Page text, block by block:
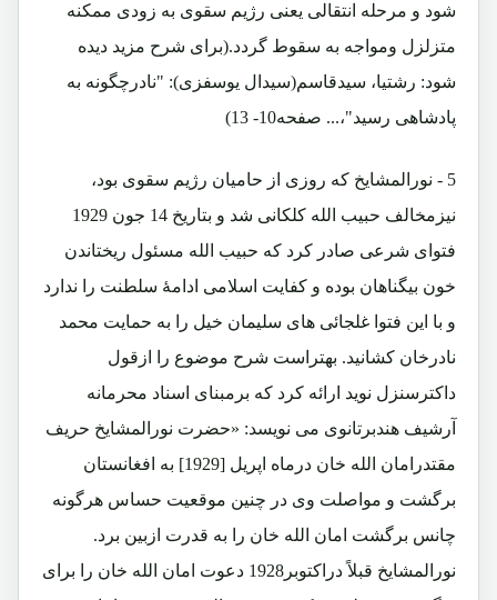
شود و مرحله انتقالی یعنی رژیم سقوی به زودی ممکنه
متزلزل ومواجه به سقوط گردد.(برای شرح مزید دیده
شود: رشتیا، سیدقاسم(سیدال یوسفزی): "نادرچگونه به
پادشاهی رسید"،... صفحه10- 13)
5 - نورالمشایخ که روزی از حامیان رژیم سقوی بود،
نیزمخالف حبیب الله کلکانی شد و بتاریخ 14 جون 1929
فتوای شرعی صادر کرد که حبیب الله مسئول ریختاندن
خون بیگناهان بوده و کفایت اسلامی ادامۀ سلطنت را ندارد
و با این فتوا غلجائی های سلیمان خیل را به حمایت محمد
نادرخان کشانید. بهتراست شرح موضوع را ازقول
داکترسنزل نوید ارائه کرد که برمبنای اسناد محرمانه
آرشیف هندبرتانوی می نویسد: «حضرت نورالمشایخ حریف
مقتدرامان الله خان درماه اپریل [1929] به افغانستان
برگشت و مواصلت وی در چنین موقعیت حساس هرگونه
چانس برگشت امان الله خان را به قدرت ازبین برد.
نورالمشایخ قبلاً دراکتوبر1928 دعوت امان الله خان را برای